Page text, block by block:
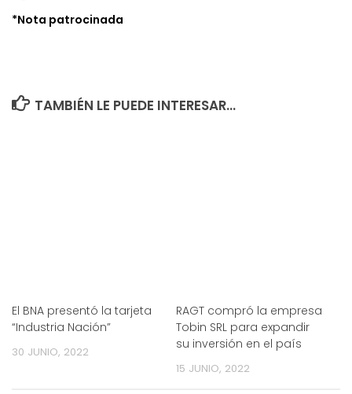
*Nota patrocinada
TAMBIÉN LE PUEDE INTERESAR...
El BNA presentó la tarjeta
“Industria Nación”
30 JUNIO, 2022
RAGT compró la empresa
Tobin SRL para expandir
su inversión en el país
15 JUNIO, 2022